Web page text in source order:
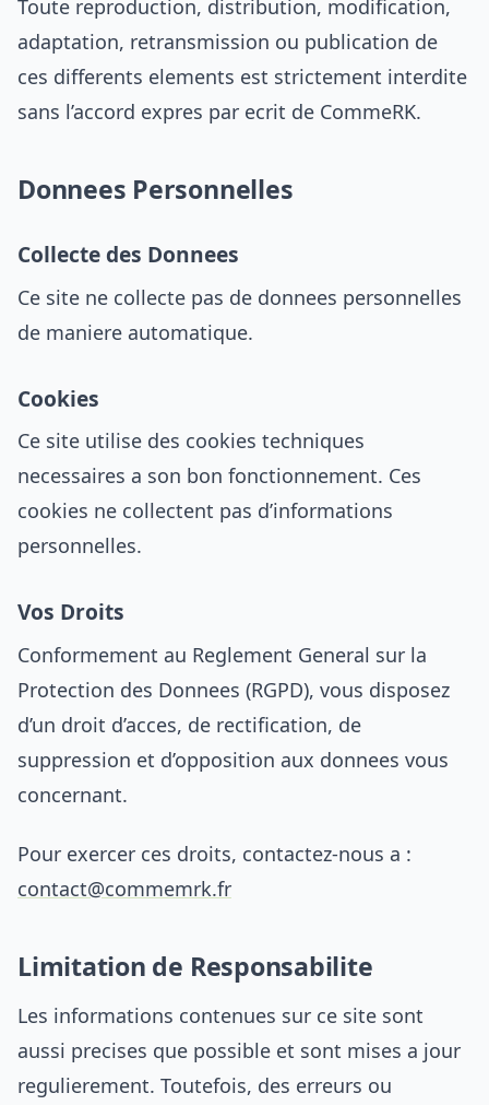
Toute reproduction, distribution, modification,
adaptation, retransmission ou publication de
ces differents elements est strictement interdite
sans l’accord expres par ecrit de CommeRK.
Donnees Personnelles
Collecte des Donnees
Ce site ne collecte pas de donnees personnelles
de maniere automatique.
Cookies
Ce site utilise des cookies techniques
necessaires a son bon fonctionnement. Ces
cookies ne collectent pas d’informations
personnelles.
Vos Droits
Conformement au Reglement General sur la
Protection des Donnees (RGPD), vous disposez
d’un droit d’acces, de rectification, de
suppression et d’opposition aux donnees vous
concernant.
Pour exercer ces droits, contactez-nous a :
contact@commemrk.fr
Limitation de Responsabilite
Les informations contenues sur ce site sont
aussi precises que possible et sont mises a jour
regulierement. Toutefois, des erreurs ou